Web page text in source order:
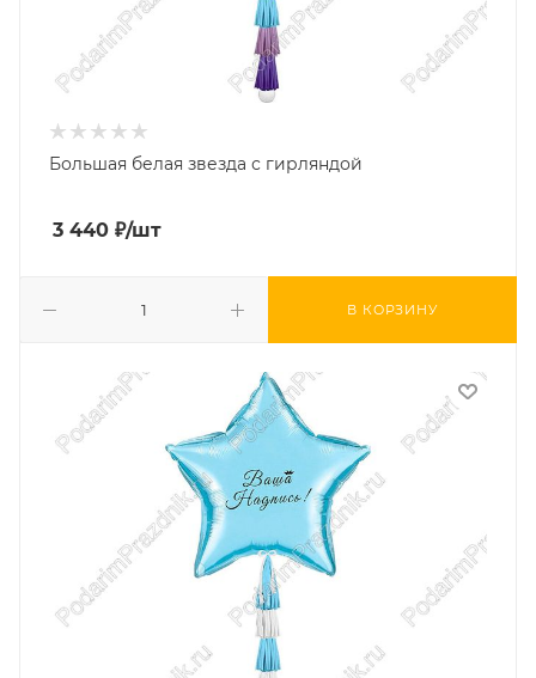
Большая белая звезда с гирляндой
3 440 ₽/шт
В КОРЗИНУ